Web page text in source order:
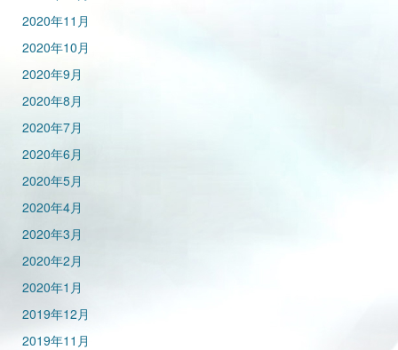
2020年11月
2020年10月
2020年9月
2020年8月
2020年7月
2020年6月
2020年5月
2020年4月
2020年3月
2020年2月
2020年1月
2019年12月
2019年11月